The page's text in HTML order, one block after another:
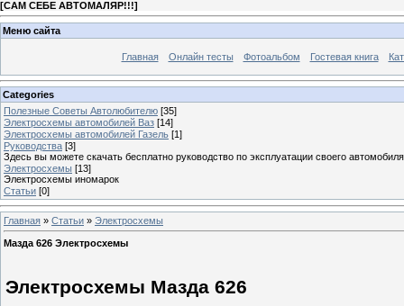
[САМ СЕБЕ АВТОМАЛЯР!!!]
Меню сайта
Главная Онлайн тесты Фотоальбом Гостевая книга
Categories
Полезные Советы Автолюбителю [35]
Электросхемы автомобилей Ваз [14]
Электросхемы автомобилей Газель [1]
Руководства [3]
Здесь вы можете скачать бесплатно руководство по эксплуатации своего автомобиля
Электросхемы [13]
Электросхемы иномарок
Статьи [0]
Главная » Статьи » Электросхемы
Мазда 626 Электросхемы
Электросхемы Мазда 626